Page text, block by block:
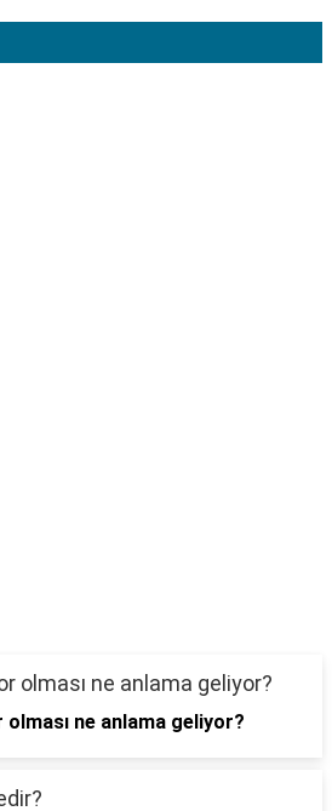
ne anlama geliyor?